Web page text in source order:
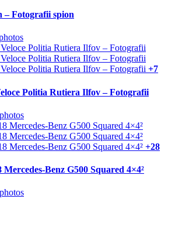
– Fotografii spion
+7
Politia Rutiera Ilfov – Fotografii
+28
Benz G500 Squared 4×4²